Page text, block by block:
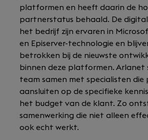
platformen en heeft daarin de
partnerstatus behaald. De
het bedrijf zijn ervaren in
en Episerver-technologie en
betrokken bij de nieuwste
binnen deze platformen. Arlanet
team samen met specialisten die
aansluiten op de specifieke
het budget van de klant. Zo
samenwerking die niet alleen
ook echt werkt.